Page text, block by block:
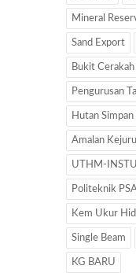
Mineral
Sand Export
Bukit Cerakah
Pengurusan
Hutan Simpan
Amalan
UTHM-
Politeknik
Kem Ukur
Single Beam
KG BARU